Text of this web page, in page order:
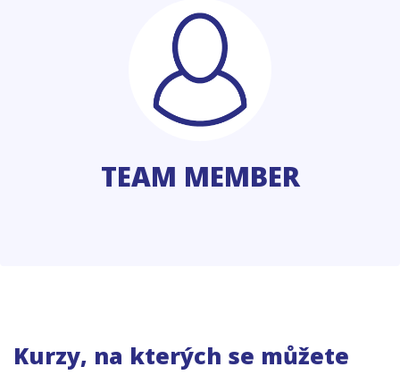
TEAM MEMBER
Kurzy, na kterých se můžete